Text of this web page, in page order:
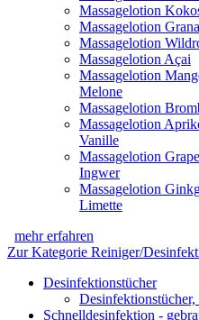
Massagelotion
Massagelotion
Massagelotion
Massagelotion Açai
Massagelotion
Melone
Massagelotion
Massagelotion
Vanille
Massagelotion
Ingwer
Massagelotion
Limette
mehr erfahren
Zur Kategorie Reiniger/
Desinfektionstücher
Schnelldesinfektion -